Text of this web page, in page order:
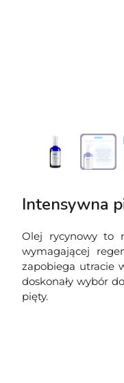
Intensywna
Olej rycynowy to
wymagającej
zapobiega utracie
doskonały wybór
pięty.